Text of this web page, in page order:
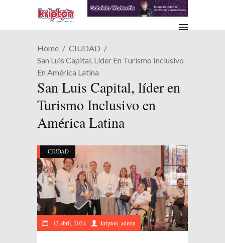
Home
CIUDAD
San Luis Capital, Líder En Turismo Inclusivo
En América Latina
San Luis Capital, líder en
Turismo Inclusivo en
América Latina
CIUDAD
12 abril, 2024 kripton_admin